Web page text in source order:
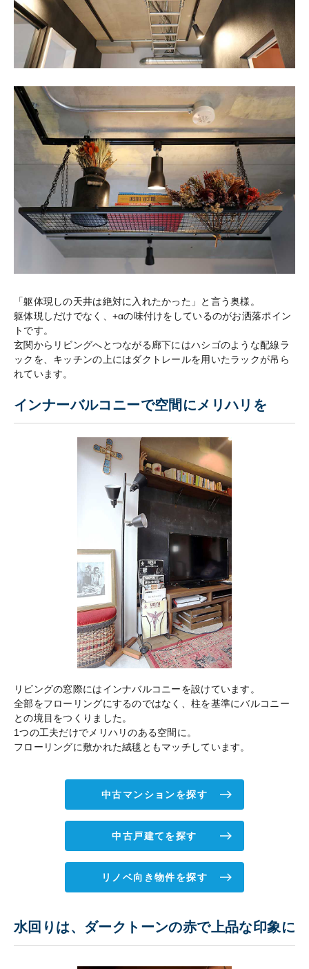
「躯体現しの天井は絶対に入れたかった」と言う奥様。
躯体現しだけでなく、+αの味付けをしているのがお洒落ポイン
トです。
玄関からリビングへとつながる廊下にはハシゴのような配線ラ
ックを、キッチンの上にはダクトレールを用いたラックが吊ら
れています。
インナーバルコニーで空間にメリハリを
リビングの窓際にはインナバルコニーを設けています。
全部をフローリングにするのではなく、柱を基準にバルコニー
との境目をつくりました。
1つの工夫だけでメリハリのある空間に。
フローリングに敷かれた絨毯ともマッチしています。
中古マンションを探す
中古戸建てを探す
リノベ向き物件を探す
水回りは、ダークトーンの赤で上品な印象に